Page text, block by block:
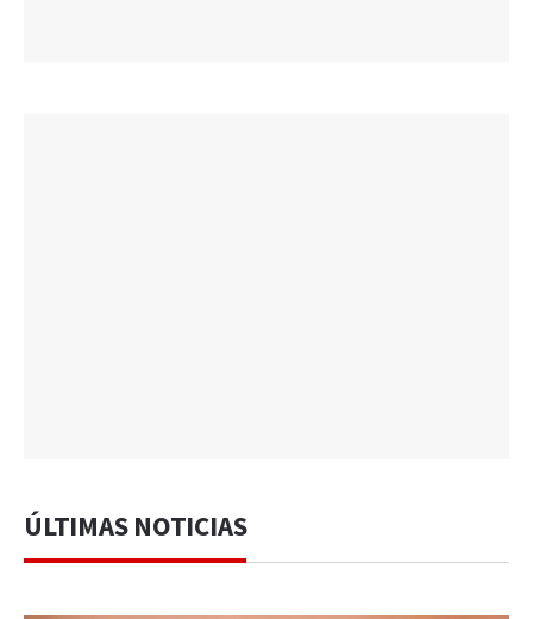
ÚLTIMAS NOTICIAS